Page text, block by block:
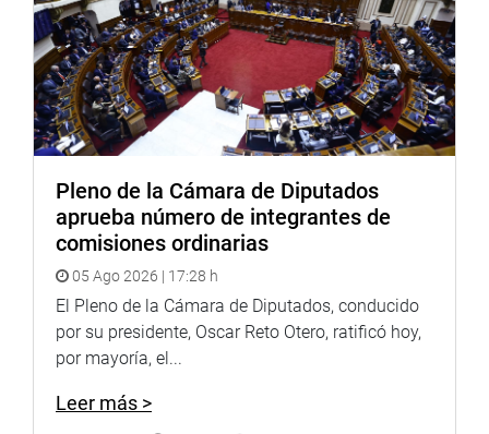
vinculados sobre este tema.
OFICINA DE COMUNICACIONES
Pleno de la Cámara de Diputados
aprueba número de integrantes de
comisiones ordinarias
05 Ago 2026 | 17:28 h
El Pleno de la Cámara de Diputados, conducido
por su presidente, Oscar Reto Otero, ratificó hoy,
por mayoría, el...
Leer más >